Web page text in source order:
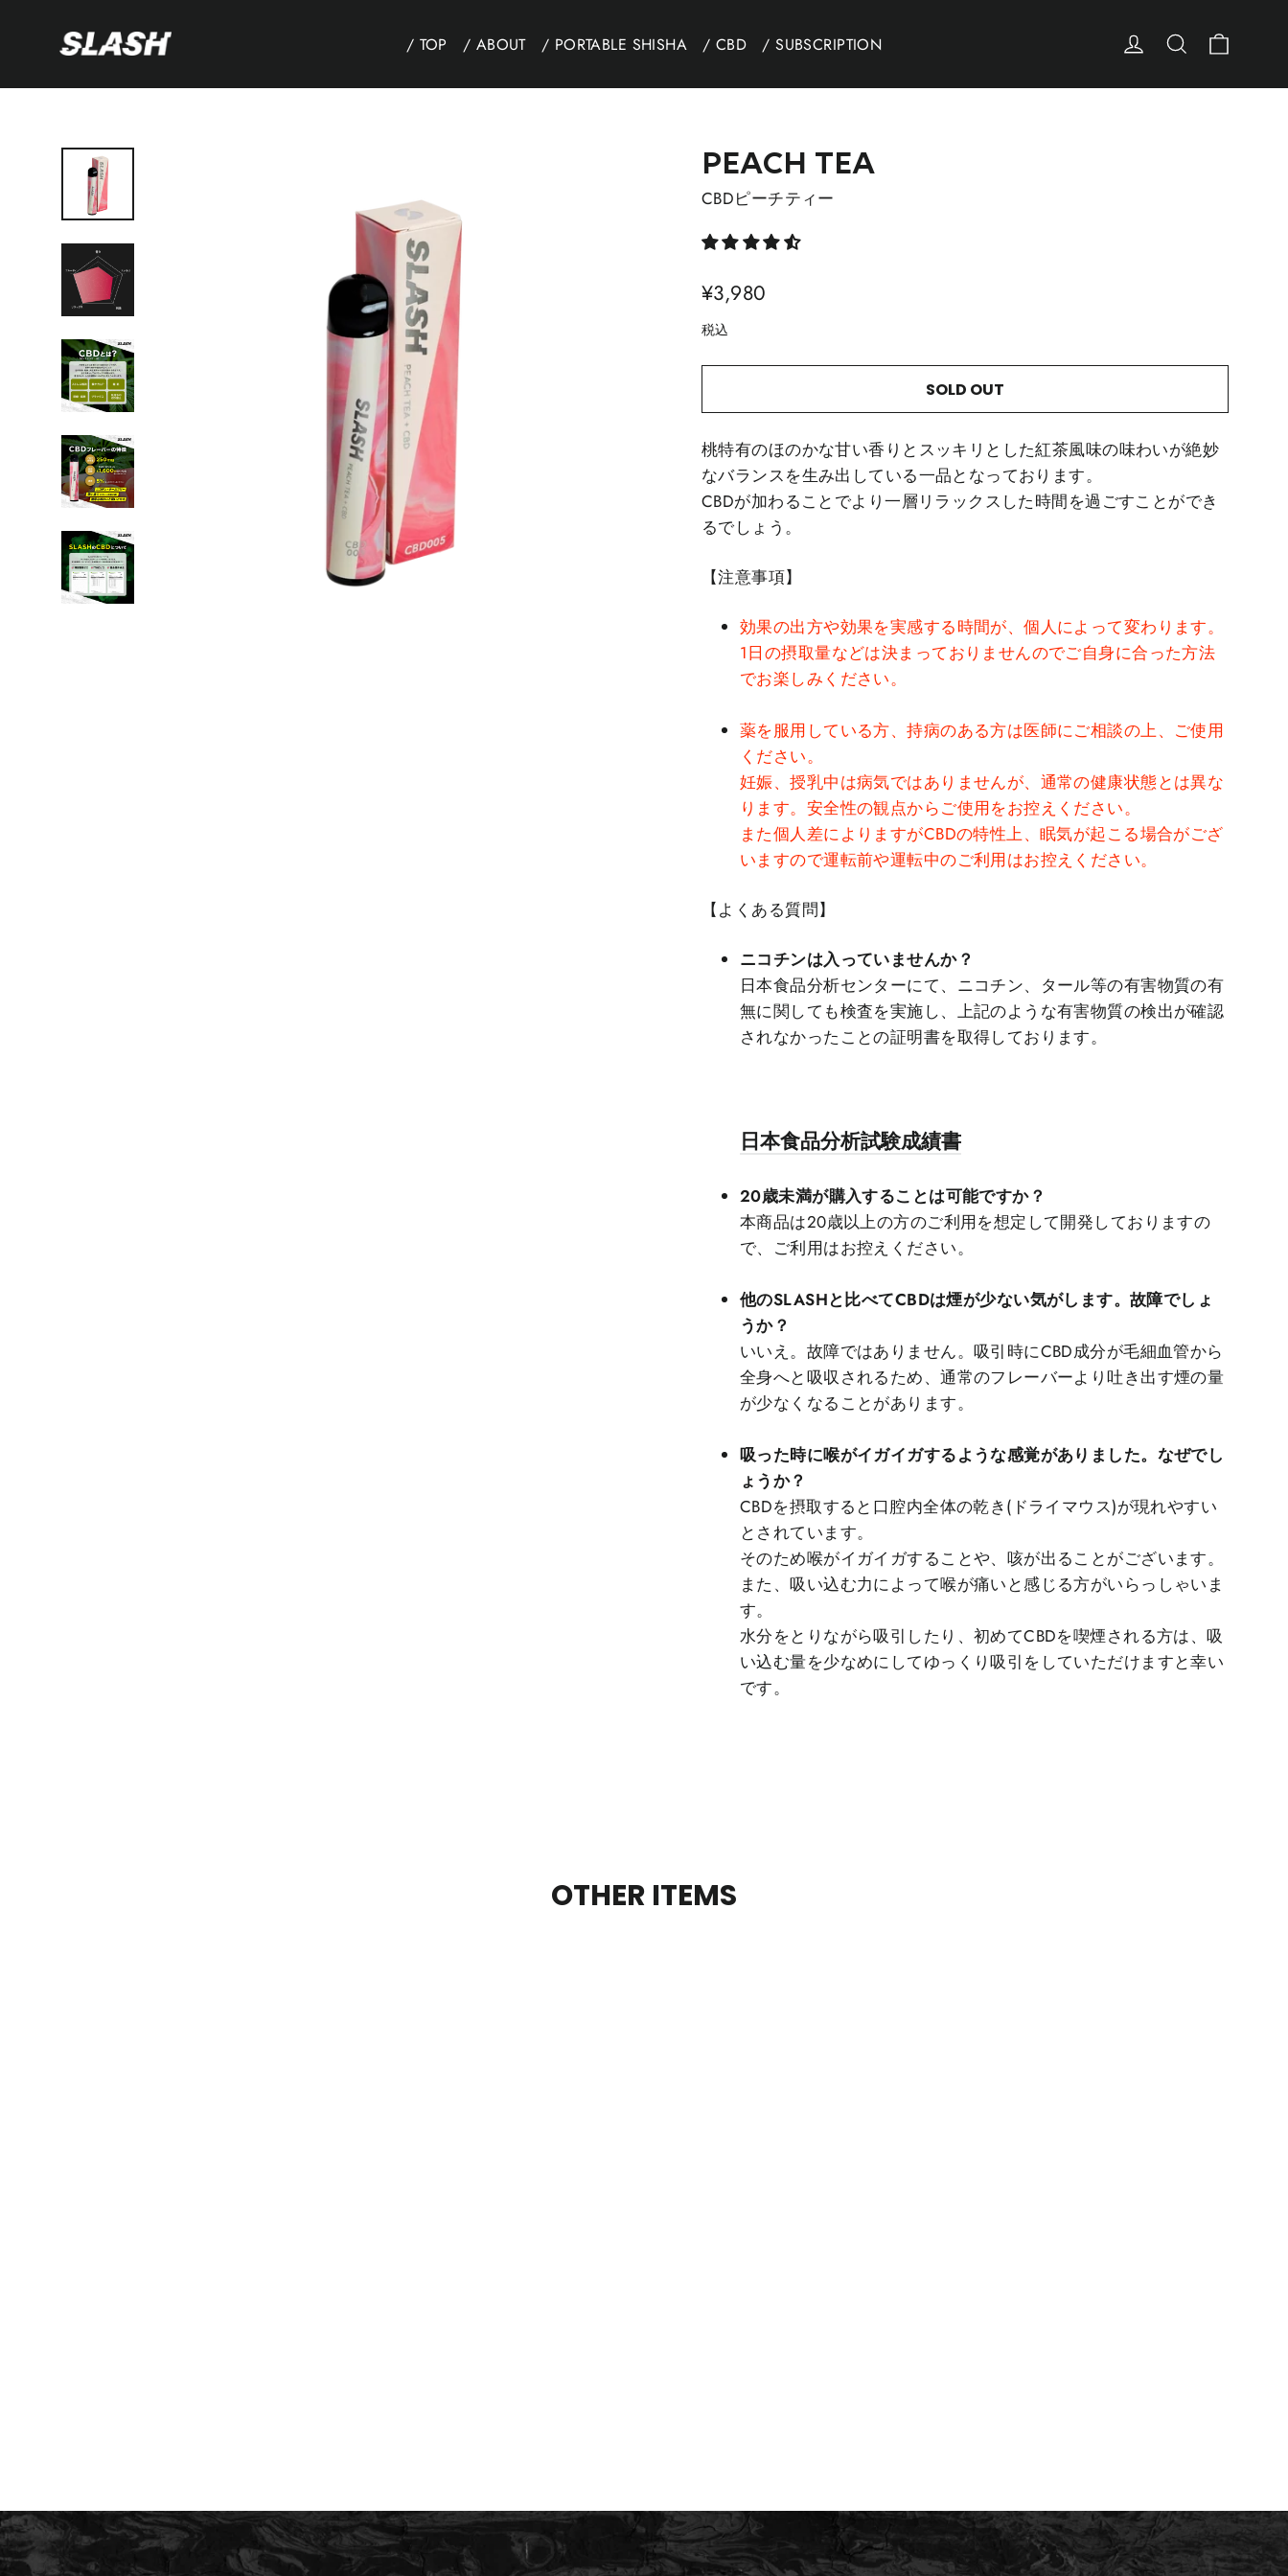
ン
/ TOP / ABOUT / PORTABLE SHISHA / CBD / SUBSCRIPTION ログイン検索
PEACH TEA
CBDピーチティー
通
価
格
¥3,980
税込
SOLD OUT
桃特有のほのかな甘い香りとスッキリとした紅茶風味の味わいが絶妙
なバランスを生み出している一品となっております。
CBDが加わることでより一層リラックスした時間を過ごすことができ
るでしょう。
【注意事項】
効果の出方や効果を実感する時間が、個人によって変わります。
1日の摂取量などは決まっておりませんのでご自身に合った方法
でお楽しみください。
薬を服用している方、持病のある方は医師にご相談の上、ご使用
ください。
妊娠、授乳中は病気ではありませんが、通常の健康状態とは異な
ります。安全性の観点からご使用をお控えください。
また個人差によりますがCBDの特性上、眠気が起こる場合がござ
いますので運転前や運転中のご利用はお控えください。
【よくある質問】
ニコチンは入っていませんか？
日本食品分析センターにて、ニコチン、タール等の有害物質の有
無に関しても検査を実施し、上記のような有害物質の検出が確認
されなかったことの証明書を取得しております。
日本食品分析試験成績書
20歳未満が購入することは可能ですか？
本商品は20歳以上の方のご利用を想定して開発しておりますの
で、ご利用はお控えください。
他のSLASHと比べてCBDは煙が少ない気がします。故障でしょ
うか？
いいえ。故障ではありません。吸引時にCBD成分が毛細血管から
全身へと吸収されるため、通常のフレーバーより吐き出す煙の量
が少なくなることがあります。
吸った時に喉がイガイガするような感覚がありました。なぜでし
ょうか？
CBDを摂取すると口腔内全体の乾き(ドライマウス)が現れやすい
とされています。
そのため喉がイガイガすることや、咳が出ることがございます。
また、吸い込む力によって喉が痛いと感じる方がいらっしゃいま
す。
水分をとりながら吸引したり、初めてCBDを喫煙される方は、吸
い込む量を少なめにしてゆっくり吸引をしていただけますと幸い
です。
OTHER ITEMS